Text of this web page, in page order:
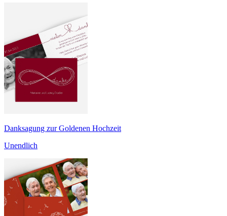
Danksagung zur Goldenen Hochzeit
Unendlich